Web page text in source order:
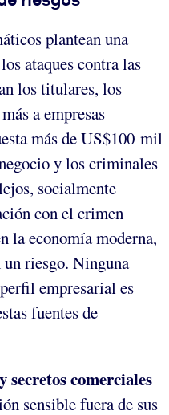
plantean una
ataques contra las
los titulares, los
a empresas
más de US$100 mil
y los criminales
socialmente
con el crimen
la economía moderna,
riesgo. Ninguna
empresarial es
fuentes de
comerciales
sensible fuera de sus